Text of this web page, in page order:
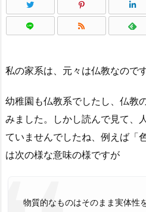
私の家系は、元々は仏教なのです
幼稚園も仏教系でしたし、仏教
みました。しかし読んで見て、
ていませんでしたね、例えば
は次の様な意味の様ですが
物質的なものはそのまま実体性